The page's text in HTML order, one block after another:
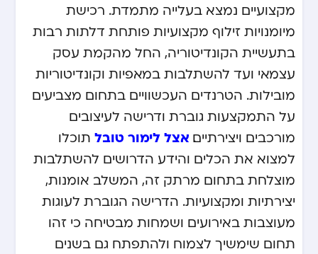
מקצועיים נמצא בעלייה מתמדת. רכישת
מיומנויות זילוף מקצועיות פותחת דלתות רבות
בתעשיית הקונדיטוריה, החל מהקמת עסק
עצמאי ועד להשתלבות במאפיות וקונדיטוריות
מובילות. הטרנדים העכשוויים בתחום מצביעים
על התמקצעות גוברת ודרישה לעיצובים
מורכבים ויצירתיים. אצל לימור טובל תוכלו
למצוא את הכלים והידע הדרושים להשתלבות
מוצלחת בתחום מרתק זה, המשלב אומנות,
יצירתיות ומקצועיות. הדרישה הגוברת לעוגות
מעוצבות באירועים ושמחות מבטיחה כי זהו
תחום שימשיך לצמוח ולהתפתח גם בשנים